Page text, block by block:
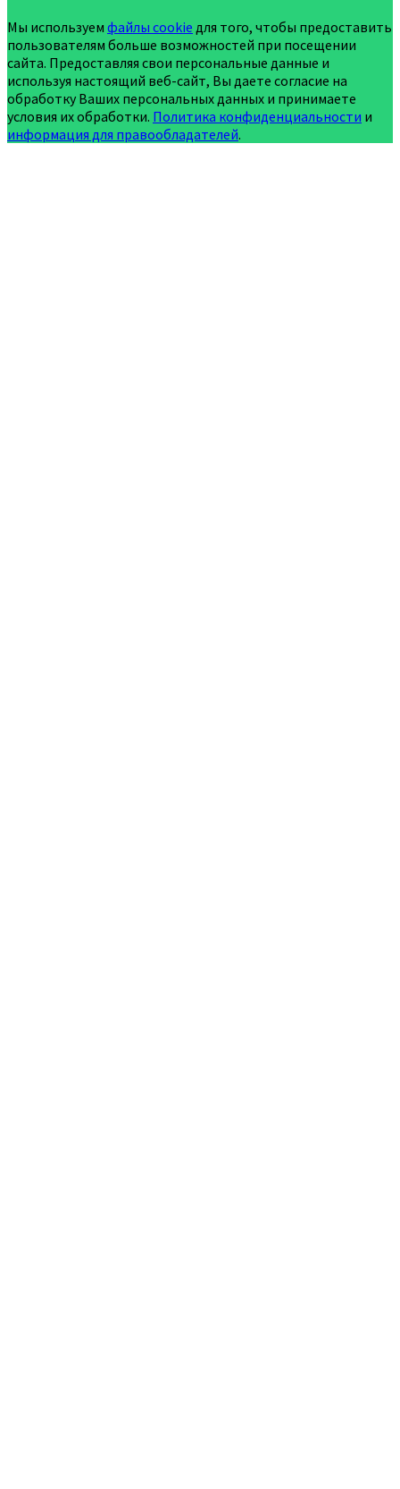
Мы используем файлы cookie для того, чтобы предоставить
пользователям больше возможностей при посещении
сайта. Предоставляя свои персональные данные и
используя настоящий веб-сайт, Вы даете согласие на
обработку Ваших персональных данных и принимаете
условия их обработки. Политика конфиденциальности и
информация для правообладателей.